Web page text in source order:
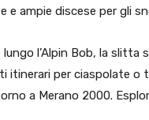
e ampie discese per gli
l’Alpin Bob, la slitta
itinerari per ciaspolate o
a Merano 2000.